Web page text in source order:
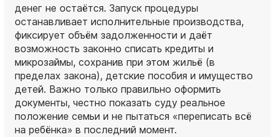
денег не остаётся. Запуск процедуры
останавливает исполнительные производства,
фиксирует объём задолженности и даёт
возможность законно списать кредиты и
микрозаймы, сохранив при этом жильё (в
пределах закона), детские пособия и имущество
детей. Важно только правильно оформить
документы, честно показать суду реальное
положение семьи и не пытаться «переписать всё
на ребёнка» в последний момент.